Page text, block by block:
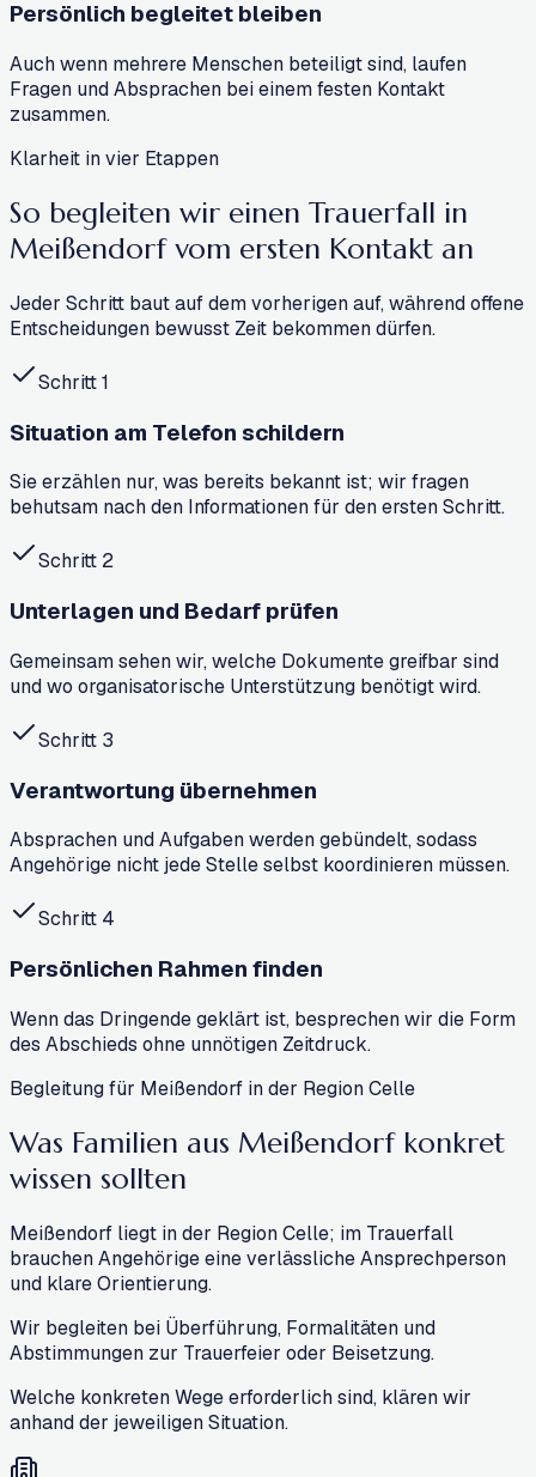
Persönlich begleitet bleiben
Auch wenn mehrere Menschen beteiligt sind, laufen
Fragen und Absprachen bei einem festen Kontakt
zusammen.
Klarheit in vier Etappen
So begleiten wir einen Trauerfall in
Meißendorf vom ersten Kontakt an
Jeder Schritt baut auf dem vorherigen auf, während offene
Entscheidungen bewusst Zeit bekommen dürfen.
Schritt1
Situation am Telefon schildern
Sie erzählen nur, was bereits bekannt ist; wir fragen
behutsam nach den Informationen für den ersten Schritt.
Schritt 2
Unterlagen und Bedarf prüfen
Gemeinsam sehen wir, welche Dokumente greifbar sind
und wo organisatorische Unterstützung benötigt wird.
Schritt 3
Verantwortung übernehmen
Absprachen und Aufgaben werden gebündelt, sodass
Angehörige nicht jede Stelle selbst koordinieren müssen.
Schritt 4
Persönlichen Rahmen finden
Wenn das Dringende geklärt ist, besprechen wir die Form
des Abschieds ohne unnötigen Zeitdruck.
Begleitung für Meißendorf in der Region Celle
Was Familien aus Meißendorf konkret
wissen sollten
Meißendorf liegt in der Region Celle; im Trauerfall
brauchen Angehörige eine verlässliche Ansprechperson
und klare Orientierung.
Wir begleiten bei Überführung, Formalitäten und
Abstimmungen zur Trauerfeier oder Beisetzung.
Welche konkreten Wege erforderlich sind, klären wir
anhand der jeweiligen Situation.